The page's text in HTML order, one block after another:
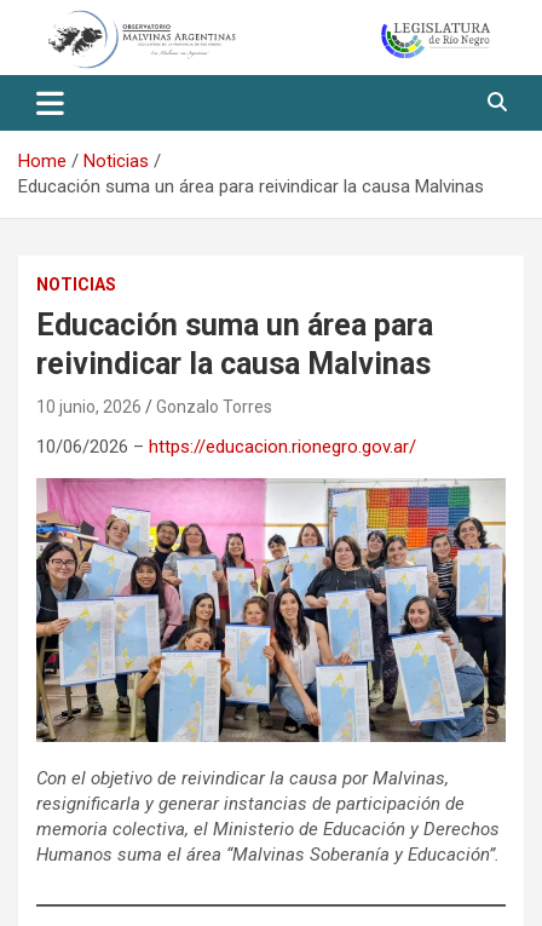
Observatorio Malvinas – Río
Negro
Home
Noticias
Educación suma un área para reivindicar la causa Malvinas
NOTICIAS
Educación suma un área para
reivindicar la causa Malvinas
10 junio, 2026 Gonzalo Torres
10/06/2026 – https://educacion.rionegro.gov.ar/
Con el objetivo de reivindicar la causa por Malvinas,
resignificarla y generar instancias de participación de
memoria colectiva, el Ministerio de Educación y Derechos
Humanos suma el área “Malvinas Soberanía y Educación”.